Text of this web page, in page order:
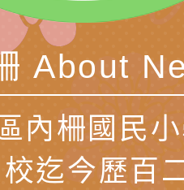
與生命塔羅
部特殊教育
國中小身障
作—課程
」
臺中教育大
應運動經
坊」活動
國教署生
（國立羅
115年度
政府LED
託播圖片
政府LED
About
內柵國民
迄今歷百